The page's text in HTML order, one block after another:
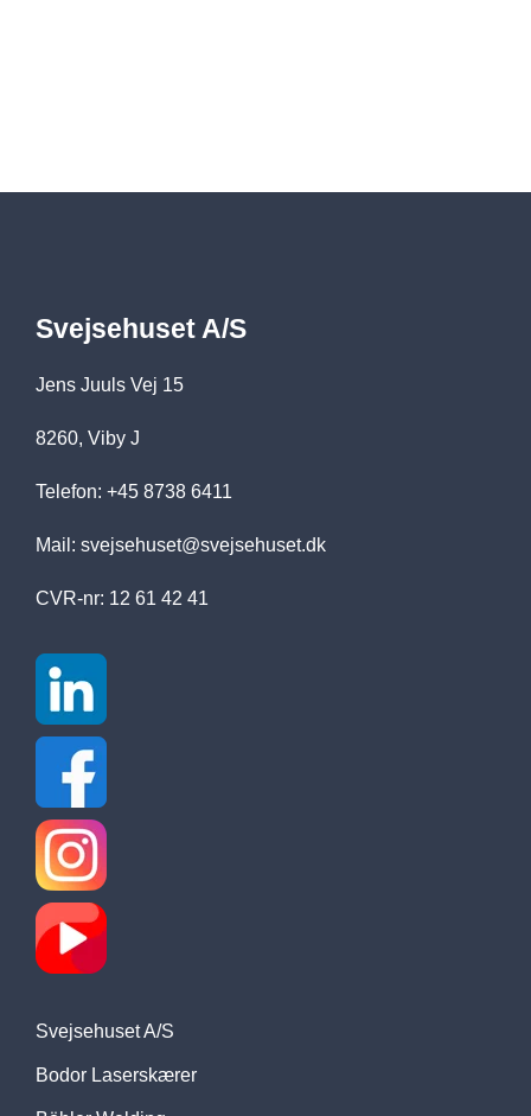
Svejsehuset A/S
Jens Juuls Vej 15
8260, Viby J
Telefon: +45 8738 6411
Mail: svejsehuset@svejsehuset.dk
CVR-nr: 12 61 42 41
Svejsehuset A/S
Bodor Laserskærer